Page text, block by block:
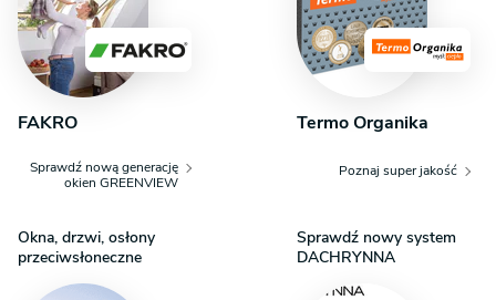
FAKRO
Sprawdź nową generację
okien GREENVIEW
Termo Organika
Poznaj super jakość
Okna, drzwi, osłony
przeciwsłoneczne
Sprawdź nowy system
DACHRYNNA